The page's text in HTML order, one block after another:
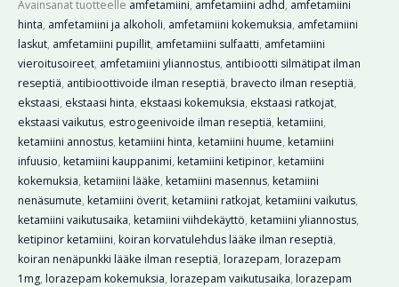
Avainsanat tuotteelle amfetamiini, amfetamiini adhd, amfetamiini
hinta, amfetamiini ja alkoholi, amfetamiini kokemuksia, amfetamiini
laskut, amfetamiini pupillit, amfetamiini sulfaatti, amfetamiini
vieroitusoireet, amfetamiini yliannostus, antibiootti silmätipat ilman
reseptiä, antibioottivoide ilman reseptiä, bravecto ilman reseptiä,
ekstaasi, ekstaasi hinta, ekstaasi kokemuksia, ekstaasi ratkojat,
ekstaasi vaikutus, estrogeenivoide ilman reseptiä, ketamiini,
ketamiini annostus, ketamiini hinta, ketamiini huume, ketamiini
infuusio, ketamiini kauppanimi, ketamiini ketipinor, ketamiini
kokemuksia, ketamiini lääke, ketamiini masennus, ketamiini
nenäsumute, ketamiini överit, ketamiini ratkojat, ketamiini vaikutus,
ketamiini vaikutusaika, ketamiini viihdekäyttö, ketamiini yliannostus,
ketipinor ketamiini, koiran korvatulehdus lääke ilman reseptiä,
koiran nenäpunkki lääke ilman reseptiä, lorazepam, lorazepam
1mg, lorazepam kokemuksia, lorazepam vaikutusaika, lorazepam